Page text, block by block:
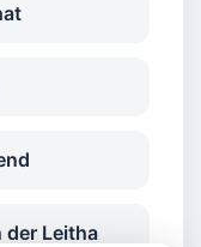
der Leitha